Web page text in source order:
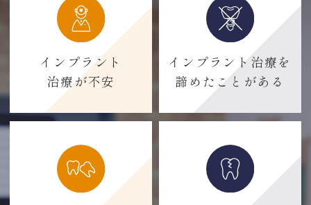
インプラント
治療が不安
インプラント治療を
諦めたことがある